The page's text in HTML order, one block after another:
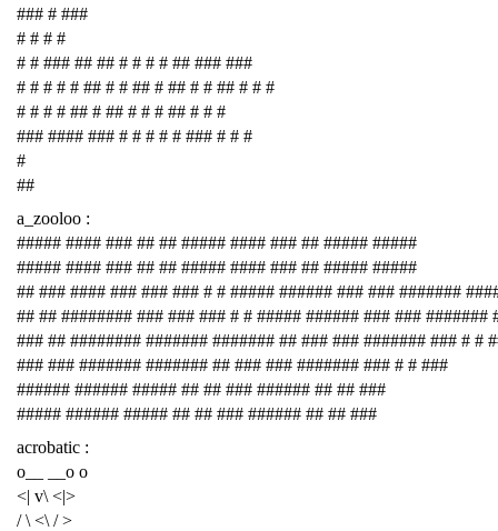
### # ###
# # # #
# # ### ## ## # # # # ## ### ###
# # # # # ## # # ## # ## # # ## # # #
# # # # ## # ## # # # ## # # #
### #### ### # # # # # ### # # #
#
##
a_zooloo :
##### #### ### ## ## ##### #### ### ## ##### #####
##### #### ### ## ## ##### #### ### ## ##### #####
## ### #### ### ### ### # # ##### ###### ### ### #######
## ## ######## ### ### ### # # ##### ###### ### ### #######
### ## ######## ####### ####### ## ### ### ####### ### # #
### ### ####### ####### ## ### ### ####### ### # # ###
###### ###### ##### ## ## ### ###### ## ## ###
##### ###### ##### ## ## ### ###### ## ## ###
acrobatic :
o__ __o o
<| v\ <|>
/ \ <\ / >